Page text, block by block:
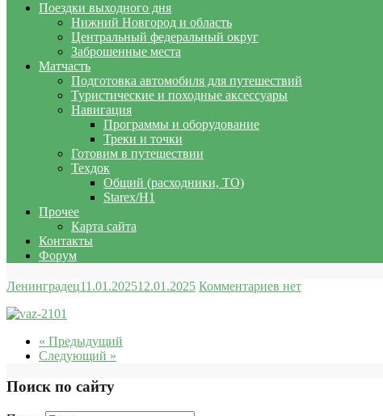
Поездки выходного дня
Нижний Новгород и область
Центральный федеральный округ
Заброшенные места
Матчасть
Подготовка автомобиля для путешествий
Туристические и походные аксессуары
Навигация
Программы и оборудование
Треки и точки
Готовим в путешествии
Техдок
Общий (расходники, ТО)
Starex/H1
Прочее
Карта сайта
Контакты
Форум
Ленинградец11.01.202512.01.2025 Комментариев нет
« Предыдущий
Следующий »
Поиск по сайту